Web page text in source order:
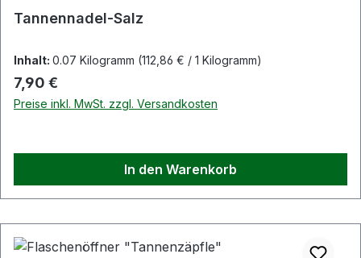
Durchschnittliche Bewertung von 5 von 5 Sternen
Tannennadel-Salz
Inhalt: 0.07 Kilogramm (112,86 € / 1 Kilogramm)
Regulärer Preis:
7,90 €
Preise inkl. MwSt. zzgl. Versandkosten
In den Warenkorb